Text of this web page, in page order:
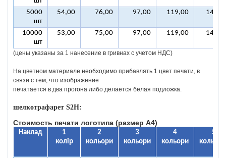
5000
шт
54,00 76,00 97,00 119,00
10000
шт
53,00 75,00 97,00 119,00
(цены указаны за 1 нанесение в гривнах с учетом НДС)
На цветном материале необходимо прибавлять 1 цвет печати, в
связи с тем, что изображение
печатается в два прогона либо делается белая подложка.
шелкотрафарет S2H:
Стоимость печати логотипа (размер A4)
Наклад
1
колір
2
кольори
3
кольори
4
кольори
5